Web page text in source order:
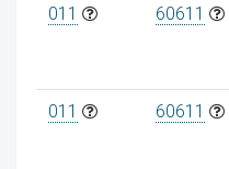
011 60611
011 60611